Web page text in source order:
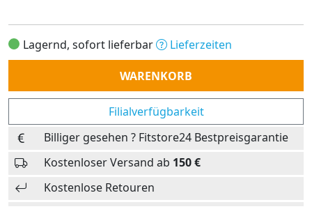
Lagernd, sofort lieferbar
Lieferzeiten
Anzahl
WARENKORB
Filialverfügbarkeit
Billiger gesehen ? Fitstore24 Bestpreisgarantie
Kostenloser Versand ab 150 €
Kostenlose Retouren